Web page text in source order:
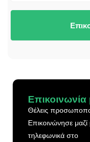
Θέλεις
Επικοινώνησε
τηλεφωνικά στο